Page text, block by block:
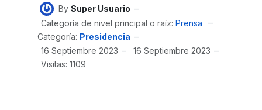
By Super Usuario
Categoría de nivel principal o raíz: Prensa
Categoría: Presidencia
16 Septiembre 2023
16 Septiembre 2023
Visitas: 1109